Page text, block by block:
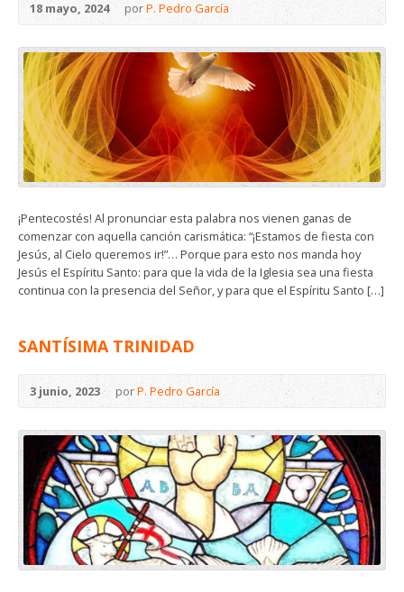
18 mayo, 2024 porP. Pedro García
¡Pentecostés! Al pronunciar esta palabra nos vienen ganas de
comenzar con aquella canción carismática: “¡Estamos de fiesta con
Jesús, al Cielo queremos ir!”… Porque para esto nos manda hoy
Jesús el Espíritu Santo: para que la vida de la Iglesia sea una fiesta
continua con la presencia del Señor, y para que el Espíritu Santo […]
SANTÍSIMA TRINIDAD
3 junio, 2023 porP. Pedro García